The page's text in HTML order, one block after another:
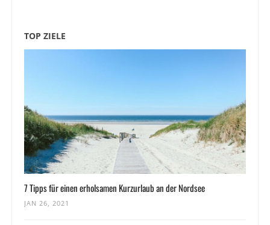
TOP ZIELE
7 Tipps für einen erholsamen Kurzurlaub an der Nordsee
JAN 26, 2021